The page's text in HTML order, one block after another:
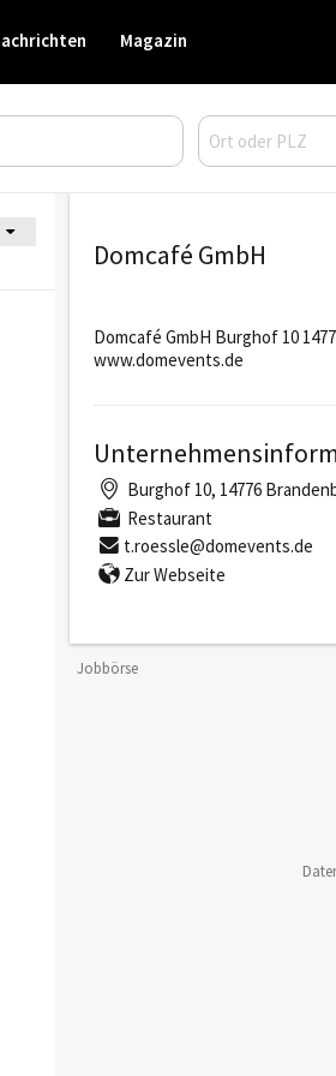
Magazin
Domcafé GmbH
Domcafé GmbH Burghof 10
www.domevents.de
Burghof 10, 14776
Restaurant
t.roessle@domevents.de
Zur Webseite
Jobbörse